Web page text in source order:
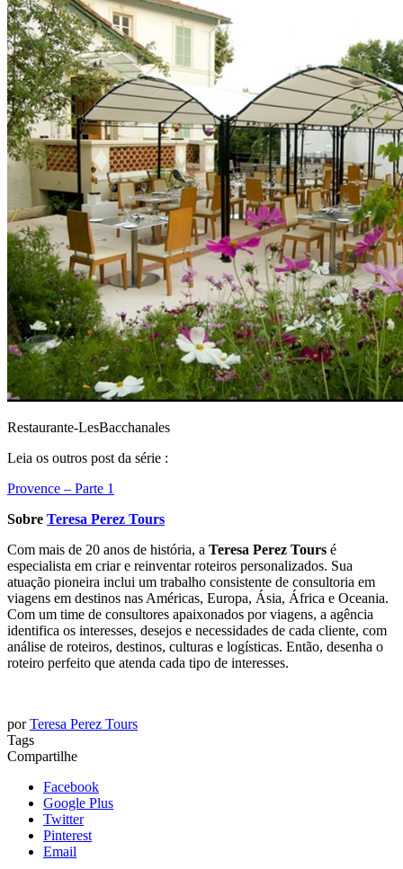
Restaurante-LesBacchanales
Leia os outros post da série :
Provence – Parte 1
Sobre Teresa Perez Tours
Com mais de 20 anos de história, a Teresa Perez Tours é
especialista em criar e reinventar roteiros personalizados. Sua
atuação pioneira inclui um trabalho consistente de consultoria em
viagens em destinos nas Américas, Europa, Ásia, África e Oceania.
Com um time de consultores apaixonados por viagens, a agência
identifica os interesses, desejos e necessidades de cada cliente, com
análise de roteiros, destinos, culturas e logísticas. Então, desenha o
roteiro perfeito que atenda cada tipo de interesses.
porTeresa Perez Tours
Tags
Compartilhe
Facebook
Google Plus
Twitter
Pinterest
Email